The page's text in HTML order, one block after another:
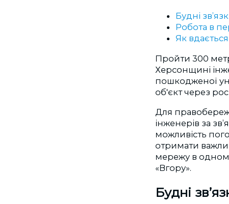
Будні
Робота в
Як
Пройти 300
Херсонщині
пошкодженої
об'єкт через
Для
інженерів за
можливість
отримати
мережу в
«Вгору».
Будні